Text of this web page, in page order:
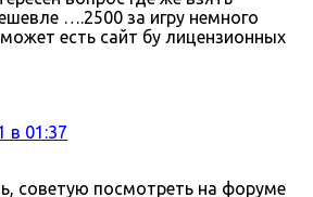
….2500 за игру немного
есть сайт бу лицензионных
в 01:37
советую посмотреть на форуме